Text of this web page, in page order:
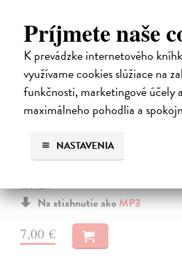
Príjmete naše
K prevádzke internetového
využívame cookies slúžiace na
funkčnosti, marketingové účely
maximálneho pohodlia a
NASTAVENIA
Premena
Notoricky známa poviedka Franza
obchodný cestujúci Gregor Samsa
súcitu…
Na stiahnutie akoMP3
7,00 €